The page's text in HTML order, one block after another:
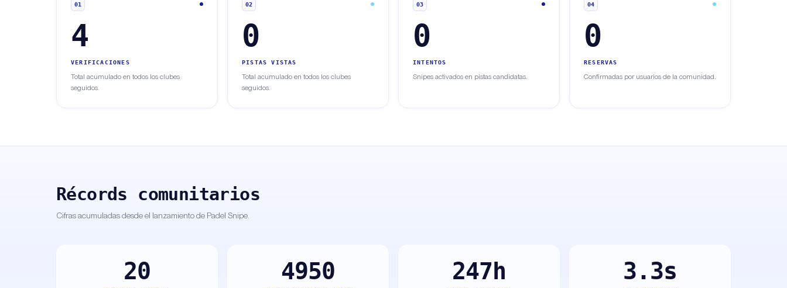
01
4
VERIFICACIONES
Total acumulado en todos los clubes
seguidos.
02
0
PISTAS VISTAS
Total acumulado en todos los clubes
seguidos.
03
0
INTENTOS
Snipes activados en pistas candidatas.
04
0
RESERVAS
Confirmadas por usuarios de la comunidad.
Récords comunitarios
Cifras acumuladas desde el lanzamiento de Padel Snipe.
20 4950 247h 3.3s